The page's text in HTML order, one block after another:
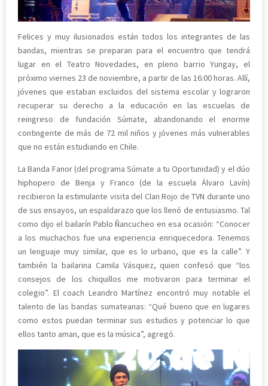
Felices y muy ilusionados están todos los integrantes de las
bandas, mientras se preparan para el encuentro que tendrá
lugar en el Teatro Novedades, en pleno barrio Yungay, el
próximo viernes 23 de noviembre, a partir de las 16:00 horas. Allí,
jóvenes que estaban excluidos del sistema escolar y lograron
recuperar su derecho a la educación en las escuelas de
reingreso de fundación Súmate, abandonando el enorme
contingente de más de 72 mil niños y jóvenes más vulnerables
que no están estudiando en Chile.
La Banda Fanor (del programa Súmate a tu Oportunidad) y el dúo
hiphopero de Benja y Franco (de la escuela Álvaro Lavín)
recibieron la estimulante visita del Clan Rojo de TVN durante uno
de sus ensayos, un espaldarazo que los llenó de entusiasmo. Tal
como dijo el bailarín Pablo Ñancucheo en esa ocasión: “Conocer
a los muchachos fue una experiencia enriquecedora. Tenemos
un lenguaje muy similar, que es lo urbano, que es la calle”. Y
también la bailarina Camila Vásquez, quien confesó que “los
consejos de los chiquillos me motivaron para terminar el
colegio”. El coach Leandro Martínez encontró muy notable el
talento de las bandas sumateanas: “Qué bueno que en lugares
como estos puedan terminar sus estudios y potenciar lo que
ellos tanto aman, que es la música”, agregó.